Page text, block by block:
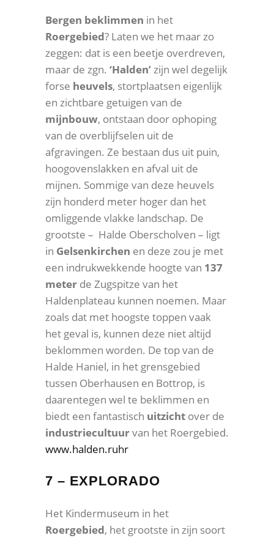
Bergen beklimmen in het
Roergebied? Laten we het maar zo
zeggen: dat is een beetje overdreven,
maar de zgn. ‘Halden’zijn wel degelijk
forse heuvels, stortplaatsen eigenlijk
en zichtbare getuigen van de
mijnbouw, ontstaan door ophoping
van de overblijfselen uit de
afgravingen. Ze bestaan dus uit puin,
hoogovenslakken en afval uit de
mijnen. Sommige van deze heuvels
zijn honderd meter hoger dan het
omliggende vlakke landschap. De
grootste – Halde Oberscholven – ligt
in Gelsenkirchen en deze zou je met
een indrukwekkende hoogte van 137
meter de Zugspitze van het
Haldenplateau kunnen noemen. Maar
zoals dat met hoogste toppen vaak
het geval is, kunnen deze niet altijd
beklommen worden. De top van de
Halde Haniel, in het grensgebied
tussen Oberhausen en Bottrop, is
daarentegen wel te beklimmen en
biedt een fantastisch uitzicht over de
industriecultuurvan het Roergebied.
www.halden.ruhr
7 – EXPLORADO
Het Kindermuseum in het
Roergebied, het grootste in zijn soort